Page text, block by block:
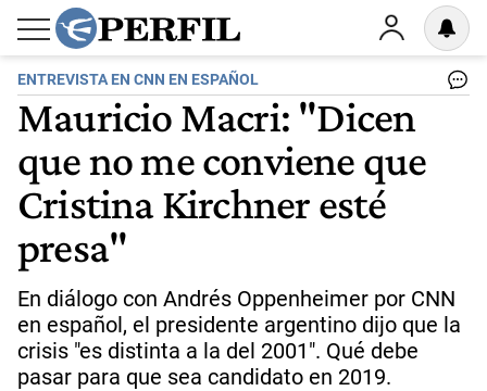
ENTREVISTA EN CNN EN ESPAÑOL
Mauricio Macri: "Dicen
que no me conviene que
Cristina Kirchner esté
presa"
En diálogo con Andrés Oppenheimer por CNN
en español, el presidente argentino dijo que la
crisis "es distinta a la del 2001". Qué debe
pasar para que sea candidato en 2019.